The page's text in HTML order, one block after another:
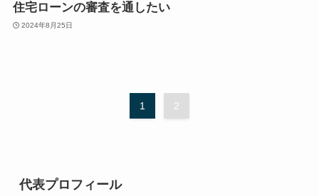
住宅ローンの審査を通したい
2024年8月25日
1 2
代表プロフィール